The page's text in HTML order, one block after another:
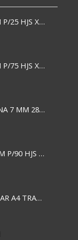
ESPIRAL PLASTICO 7 MM P/25 HJS X50x3000
ESPIRAL PLASTICO 9 MM P/75 HJS X50X2400
SILICONA BARRA CBX FINA 7 MM 28 CM
ESPIRAL PLASTICO 12 MM P/90 HJS X50X1500
TAPA PARA ENCUADERNAR A4 TRANSP x50x500